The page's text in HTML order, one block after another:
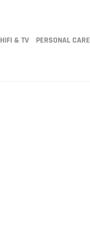
HIFI & TV PERSONAL CARE